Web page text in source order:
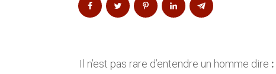
Il n’est pas rare d’entendre un homme dire